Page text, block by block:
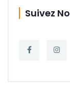
Suivez